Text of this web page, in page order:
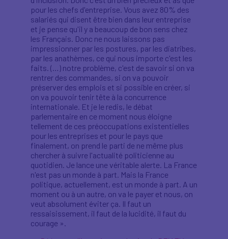
pour les chefs d'entreprise. Vous avez 80% des
salariés qui disent être bien dans leur entreprise
et je pense qu'il y a beaucoup de bon sens chez
les Français. Donc ne nous laissons pas
impressionner par les postures, par les diatribes,
par les anathèmes, ce qui nous importe c'est les
faits. (…) notre problème, c'est de savoir si on va
rentrer des commandes, si on va pouvoir
préserver des emplois et si possible en créer, si
on va pouvoir tenir tête à la concurrence
internationale. Et je le redis, le débat
parlementaire en ce moment nous éloigne
tellement de ces préoccupations existentielles
pour les entreprises et pour le pays que
finalement, on prend le parti de ne même plus
chercher à suivre l'actualité politicienne au
quotidien. Je lance une véritable alerte. La France
n'est pas un monde à part. Mais la France
politique, actuellement, est un monde à part. A un
moment ou à un autre, on va le payer et nous, on
veut absolument éviter ça. Il faut un
ressaisissement, il faut de la lucidité, il faut du
courage ».